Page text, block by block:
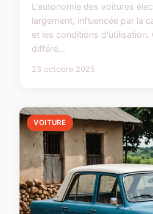
L'autonomie des voitures
largement, influencée par la
et les conditions d'utilisation.
différe...
23 octobre 2025
VOITURE